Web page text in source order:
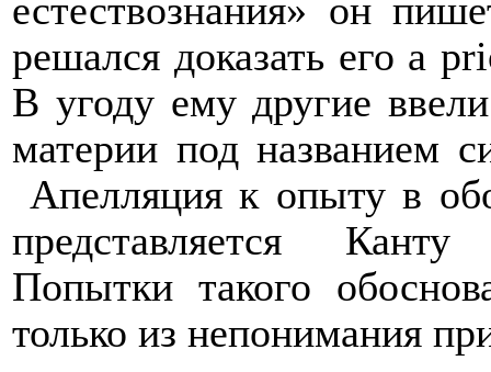
естествознания» он
решался доказать его a р
В угоду ему другие
материи под названием
Апелляция к опыту в
представляется
Попытки такого
только из непонимания